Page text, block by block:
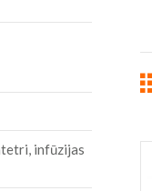
infūzijas